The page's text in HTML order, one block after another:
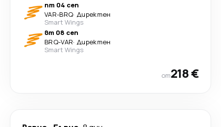
пт 04 сеп
VAR-BRQ· Директен
Smart Wings
вт 08 сеп
BRQ-VAR· Директен
Smart Wings
от218 €